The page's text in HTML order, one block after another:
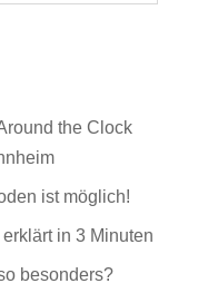
the Clock
ist möglich!
in 3 Minuten
besonders?